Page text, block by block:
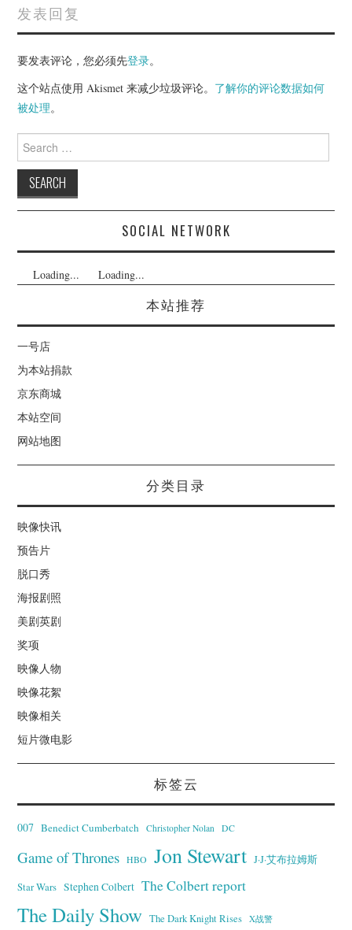
发表回复
要发表评论，您必须先登录。
这个站点使用 Akismet 来减少垃圾评论。 了解你的评论数据如何
被处理。
for:
SOCIAL NETWORK
Loading... Loading...
本站推荐
一号店
为本站捐款
京东商城
本站空间
网站地图
分类目录
映像快讯
预告片
脱口秀
海报剧照
美剧英剧
奖项
映像人物
映像花絮
映像相关
短片微电影
标签云
007 Benedict Cumberbatch Christopher Nolan DC
Game of Thrones HBO Jon Stewart J·J·艾布拉姆斯
Star Wars Stephen Colbert The Colbert report
The Daily Show The Dark Knight Rises X战警